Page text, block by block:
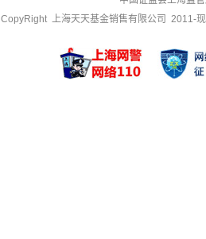
CopyRight 上海天天基金销售有限公司 2011-